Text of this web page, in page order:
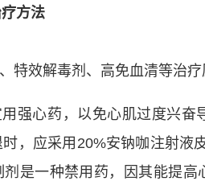
方法
特效解毒剂、高免血清等治疗
强心药，以免心肌过度兴奋
，应采用20%安钠咖注射液
是一种禁用药，因其能提